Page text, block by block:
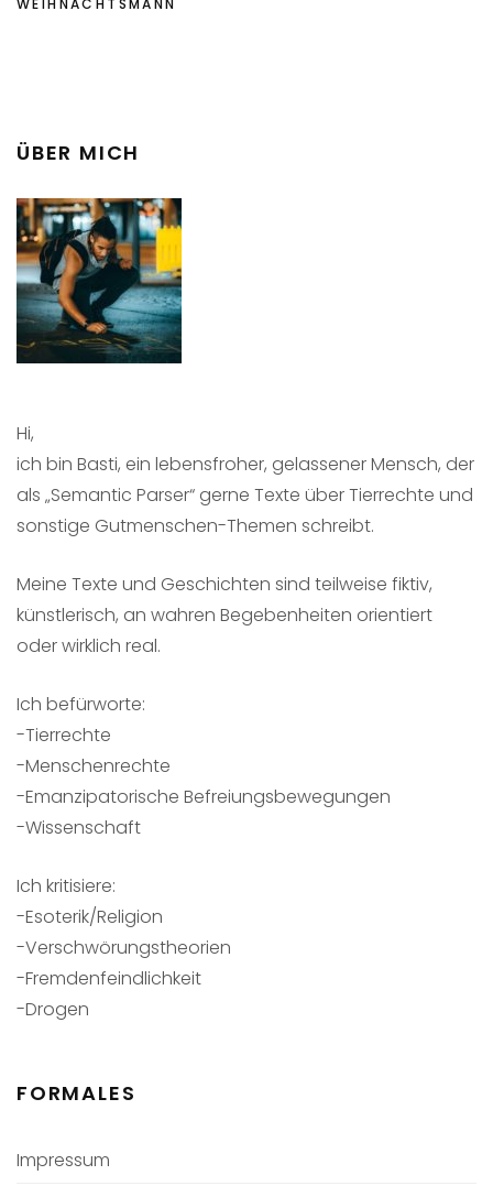
ÜBER MICH
Hi,
ich bin Basti, ein lebensfroher, gelassener Mensch, der
als „Semantic Parser“ gerne Texte über Tierrechte und
sonstige Gutmenschen-Themen schreibt.
Meine Texte und Geschichten sind teilweise fiktiv,
künstlerisch, an wahren Begebenheiten orientiert
oder wirklich real.
Ich befürworte:
-Tierrechte
-Menschenrechte
-Emanzipatorische Befreiungsbewegungen
-Wissenschaft
Ich kritisiere:
-Esoterik/Religion
-Verschwörungstheorien
-Fremdenfeindlichkeit
-Drogen
FORMALES
Impressum